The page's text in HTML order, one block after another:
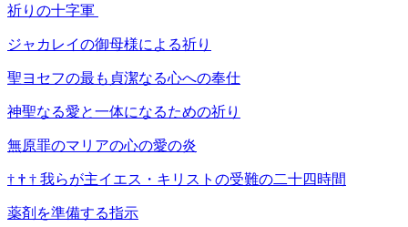
祈りの十字軍
ジャカレイの御母様による祈り
聖ヨセフの最も貞潔なる心への奉仕
神聖なる愛と一体になるための祈り
無原罪のマリアの心の愛の炎
† † † 我らが主イエス・キリストの受難の二十四時間
薬剤を準備する指示